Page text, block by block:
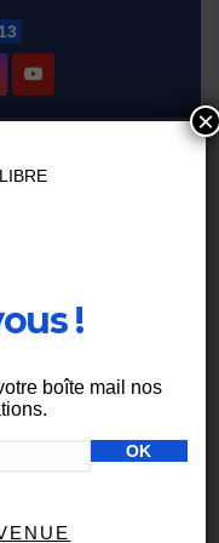
!
boîte mail nos
×